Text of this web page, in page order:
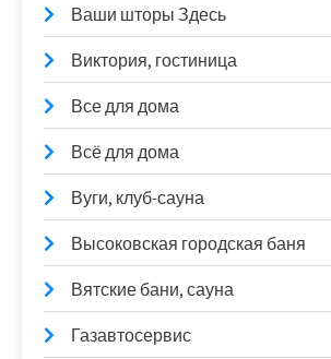
Ваши шторы Здесь
Виктория, гостиница
Все для дома
Всё для дома
Вуги, клуб-сауна
Высоковская городская баня
Вятские бани, сауна
Газавтосервис